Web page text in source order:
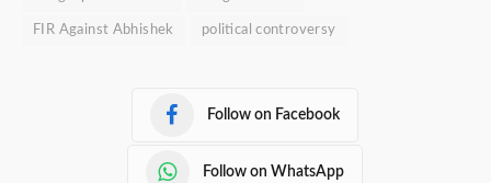
FIR Against Abhishek political controversy
Follow on Facebook
Follow on WhatsApp